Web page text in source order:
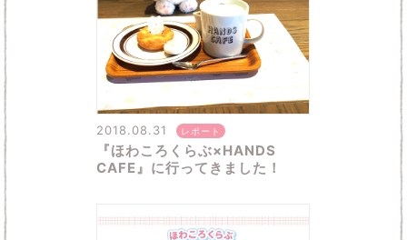
2018.08.31 レポート
『ほわころくらぶ×HANDS
CAFE』に行ってきました！